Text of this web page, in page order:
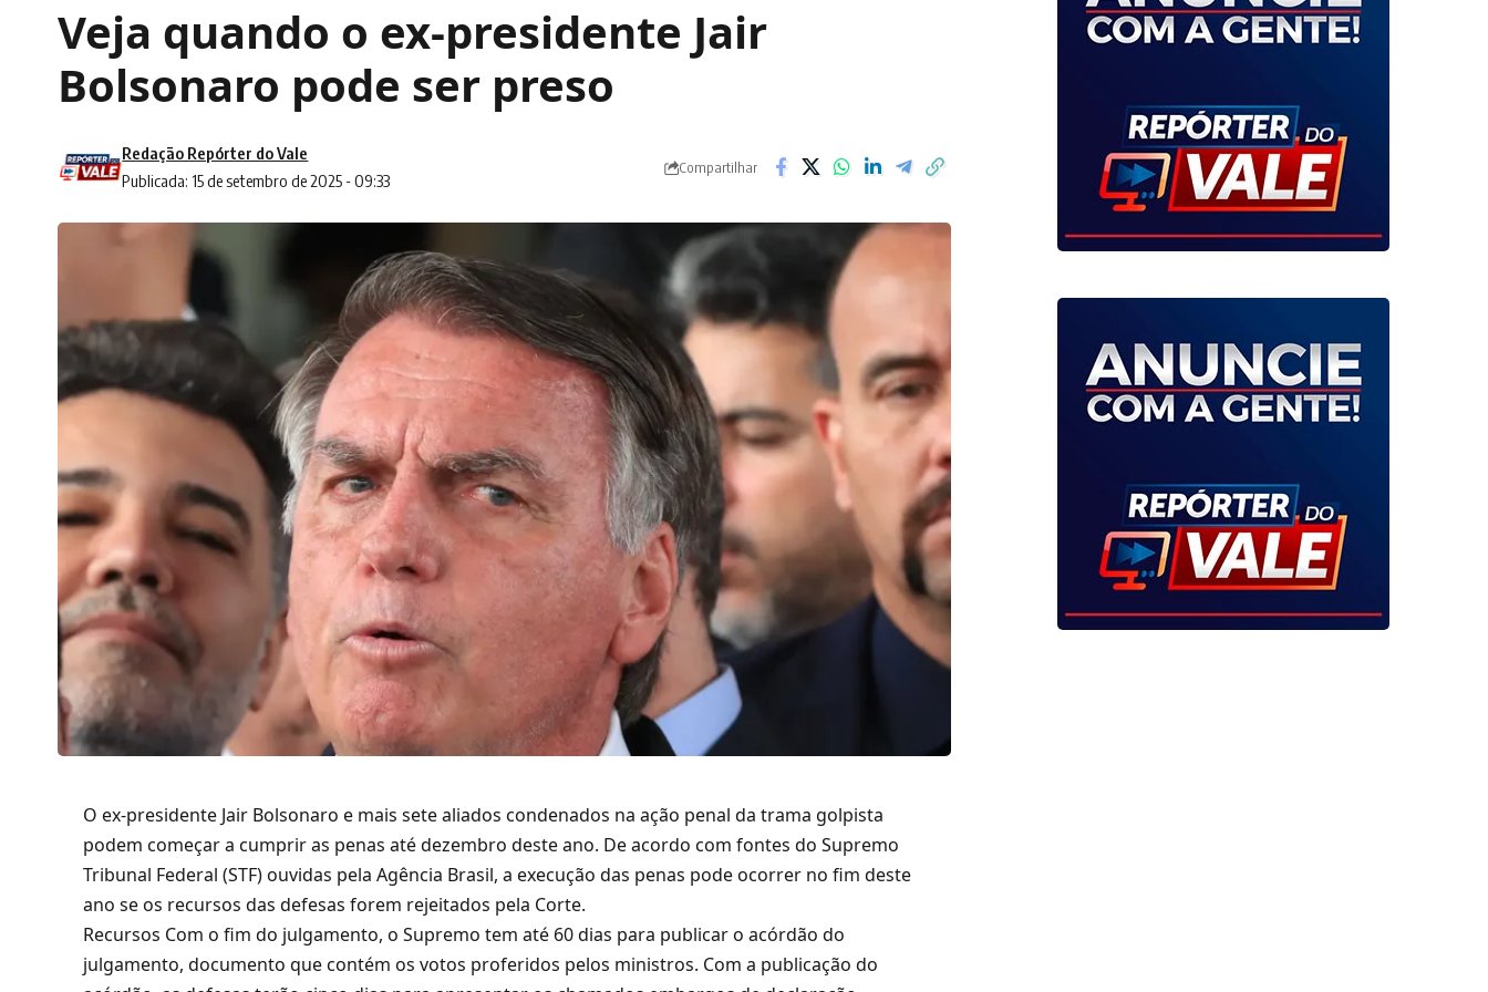
Veja quando o ex-presidente Jair
Bolsonaro pode ser preso
Publicada: 15 de setembro de 2025 - 09:33
Redação Repórter do Vale
Compartilhar
O ex-presidente Jair Bolsonaro e mais sete aliados condenados na ação penal da trama golpista
podem começar a cumprir as penas até dezembro deste ano. De acordo com fontes do Supremo
Tribunal Federal (STF) ouvidas pela Agência Brasil, a execução das penas pode ocorrer no fim deste
ano se os recursos das defesas forem rejeitados pela Corte.
Recursos Com o fim do julgamento, o Supremo tem até 60 dias para publicar o acórdão do
julgamento, documento que contém os votos proferidos pelos ministros. Com a publicação do